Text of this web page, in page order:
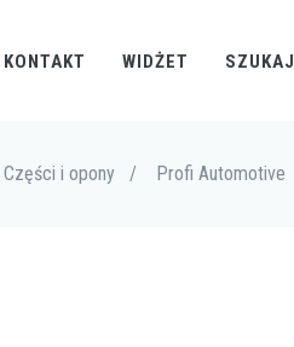
KONTAKT WIDŻET SZUKAJ
Części i opony / Profi Automotive